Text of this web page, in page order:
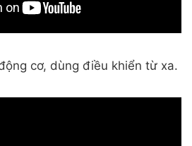
cơ, dùng điều khiển từ xa.